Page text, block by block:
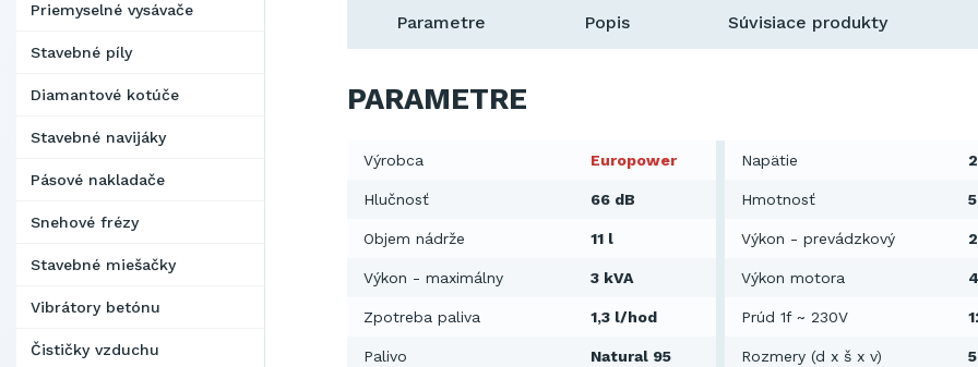
Priemyselné vysávače
Stavebné píly
Diamantové kotúče
Stavebné navijáky
Pásové nakladače
Snehové frézy
Stavebné miešačky
Vibrátory betónu
Čističky vzduchu
Parametre Popis Súvisiace produkty
PARAMETRE
Výrobca Europower Napätie
Hlučnosť 66 dB Hmotnosť
Objem nádrže 11 l Výkon - prevádzkový
Výkon - maximálny 3 kVA Výkon motora
Zpotreba paliva 1,3 l/hod Prúd 1f ~ 230V
Palivo Natural 95 Rozmery (d x š x v)